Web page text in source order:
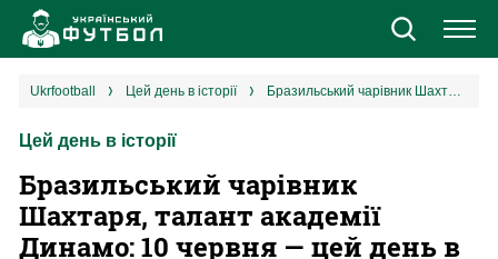
Новини
Єврокубки
ukrfootball цей день в історії Бразильський чарівник Шахтаря, талант академії Динамо: 10 червня — цей день в історії українського футболу
Цей день в історії
Бразильський чарівник
Шахтаря, талант академії
Динамо: 10 червня — цей день в